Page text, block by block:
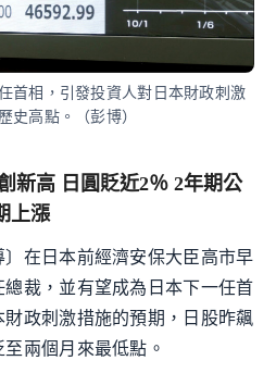
首相，引發投資人對日本財政刺激
史高點。（彭博）
新高 日圓貶近2％ 2年期公
上漲
〕在日本前經濟安保大臣高市早
裁，並有望成為日本下一任首
政刺激措施的預期，日股昨飆
兩個月來最低點。